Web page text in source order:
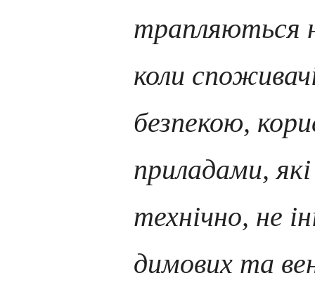
трапляються
коли
безпекою,
приладами,
технічно, не
димових та